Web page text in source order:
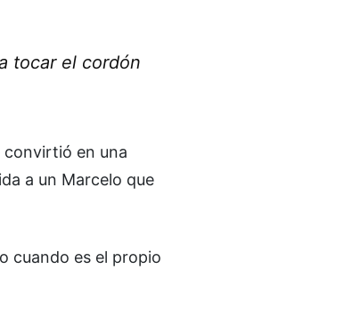
tocar el cordón
convirtió en una
a un Marcelo que
cuando es el propio